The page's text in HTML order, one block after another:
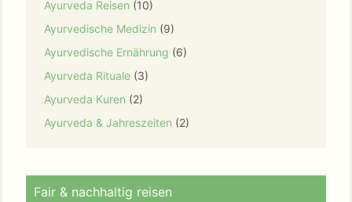
Ayurveda Reisen (10)
Ayurvedische Medizin (9)
Ayurvedische Ernährung (6)
Ayurveda Rituale (3)
Ayurveda Kuren (2)
Ayurveda & Jahreszeiten (2)
Fair & nachhaltig reisen